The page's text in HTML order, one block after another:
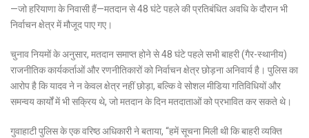
—जो हरियाणा के निवासी हैं—मतदान से 48 घंटे पहले की प्रतिबंधित अवधि के दौरान भी
निर्वाचन क्षेत्र में मौजूद पाए गए।
चुनाव नियमों के अनुसार, मतदान समाप्त होने से 48 घंटे पहले सभी बाहरी (गैर-स्थानीय)
राजनीतिक कार्यकर्ताओं और रणनीतिकारों को निर्वाचन क्षेत्र छोड़ना अनिवार्य है। पुलिस का
आरोप है कि यादव ने न केवल क्षेत्र नहीं छोड़ा, बल्कि वे सोशल मीडिया गतिविधियों और
समन्वय कार्यों में भी सक्रिय थे, जो मतदान के दिन मतदाताओं को प्रभावित कर सकते थे।
गुवाहाटी पुलिस के एक वरिष्ठ अधिकारी ने बताया, “हमें सूचना मिली थी कि बाहरी व्यक्ति